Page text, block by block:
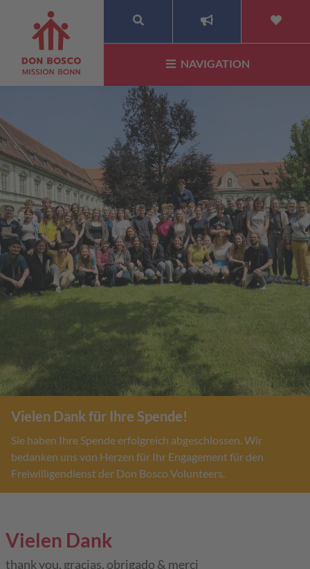
SUCHE
NAVIGATION
Vielen Dank für Ihre Spende!
Sie haben Ihre Spende erfolgreich abgeschlossen. Wir
bedanken uns von Herzen für Ihr Engagement für den
Freiwilligendienst der Don Bosco Volunteers.
Vielen Dank
thank you, gracias, obrigado & merci